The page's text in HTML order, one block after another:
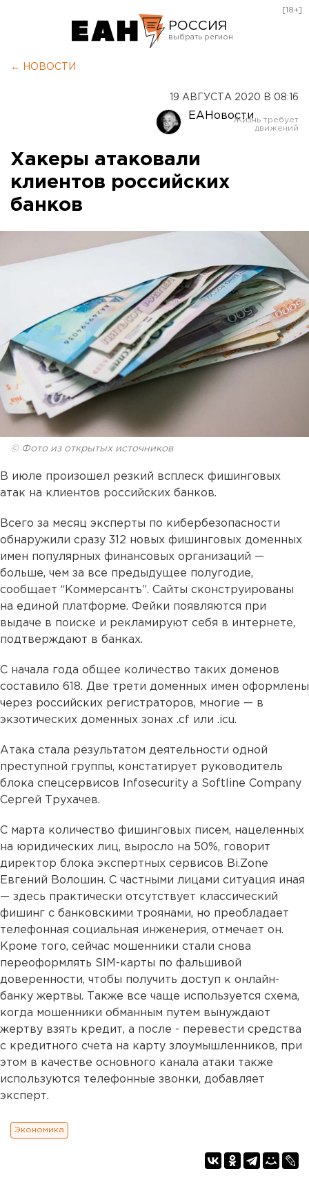
РОССИЯ
Оренбург
[18+]
← НОВОСТИ
19 АВГУСТА 2020 В 08:16
ЕАНовости
Хакеры атаковали
клиентов российских
банков
© Фото из открытых источников
В июле произошел резкий всплеск фишинговых
атак на клиентов российских банков.
Всего за месяц эксперты по кибербезопасности
обнаружили сразу 312 новых фишинговых доменных
имен популярных финансовых организаций —
больше, чем за все предыдущее полугодие,
сообщает “Коммерсантъ”. Сайты сконструированы
на единой платформе. Фейки появляются при
выдаче в поиске и рекламируют себя в интернете,
подтверждают в банках.
С начала года общее количество таких доменов
составило 618. Две трети доменных имен оформлены
через российских регистраторов, многие — в
экзотических доменных зонах .cf или .icu.
Атака стала результатом деятельности одной
преступной группы, констатирует руководитель
блока спецсервисов Infosecurity a Softline Company
Сергей Трухачев.
С марта количество фишинговых писем, нацеленных
на юридических лиц, выросло на 50%, говорит
директор блока экспертных сервисов Bi.Zone
Евгений Волошин. С частными лицами ситуация иная
— здесь практически отсутствует классический
фишинг с банковскими троянами, но преобладает
телефонная социальная инженерия, отмечает он.
Кроме того, сейчас мошенники стали снова
переоформлять SIM-карты по фальшивой
доверенности, чтобы получить доступ к онлайн-
банку жертвы. Также все чаще используется схема,
когда мошенники обманным путем вынуждают
жертву взять кредит, а после - перевести средства
с кредитного счета на карту злоумышленников, при
этом в качестве основного канала атаки также
используются телефонные звонки, добавляет
эксперт.
Экономика